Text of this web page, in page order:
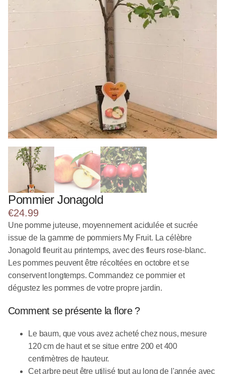
Pommier Jonagold
€24.99
Une pomme juteuse, moyennement acidulée et sucrée
issue de la gamme de pommiers My Fruit. La célèbre
Jonagold fleurit au printemps, avec des fleurs rose-blanc.
Les pommes peuvent être récoltées en octobre et se
conservent longtemps. Commandez ce pommier et
dégustez les pommes de votre propre jardin.
Comment se présente la flore ?
Le baum, que vous avez acheté chez nous, mesure
120 cm de haut et se situe entre 200 et 400
centimètres de hauteur.
Cet arbre peut être utilisé tout au long de l'année avec